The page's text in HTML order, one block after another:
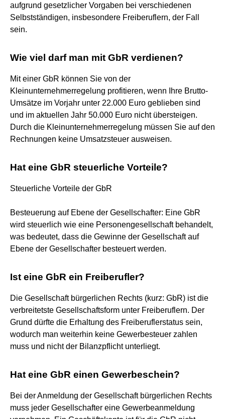
aufgrund gesetzlicher Vorgaben bei verschiedenen
Selbstständigen, insbesondere Freiberuflern, der Fall
sein.
Wie viel darf man mit GbR verdienen?
Mit einer GbR können Sie von der
Kleinunternehmerregelung profitieren, wenn Ihre Brutto-
Umsätze im Vorjahr unter 22.000 Euro geblieben sind
und im aktuellen Jahr 50.000 Euro nicht übersteigen.
Durch die Kleinunternehmerregelung müssen Sie auf den
Rechnungen keine Umsatzsteuer ausweisen.
Hat eine GbR steuerliche Vorteile?
Steuerliche Vorteile der GbR
Besteuerung auf Ebene der Gesellschafter: Eine GbR
wird steuerlich wie eine Personengesellschaft behandelt,
was bedeutet, dass die Gewinne der Gesellschaft auf
Ebene der Gesellschafter besteuert werden.
Ist eine GbR ein Freiberufler?
Die Gesellschaft bürgerlichen Rechts (kurz: GbR) ist die
verbreitetste Gesellschaftsform unter Freiberuflern. Der
Grund dürfte die Erhaltung des Freiberuflerstatus sein,
wodurch man weiterhin keine Gewerbesteuer zahlen
muss und nicht der Bilanzpflicht unterliegt.
Hat eine GbR einen Gewerbeschein?
Bei der Anmeldung der Gesellschaft bürgerlichen Rechts
muss jeder Gesellschafter eine Gewerbeanmeldung